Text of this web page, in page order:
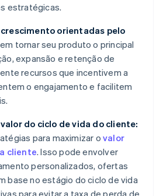
estratégicas.
orientadas pelo
tornar seu produto o principal
expansão e retenção de
recursos que incentivem a
o engajamento e facilitem
do ciclo de vida do cliente:
para maximizar o valor
cliente. Isso pode envolver
personalizados, ofertas
base no estágio do ciclo de vida